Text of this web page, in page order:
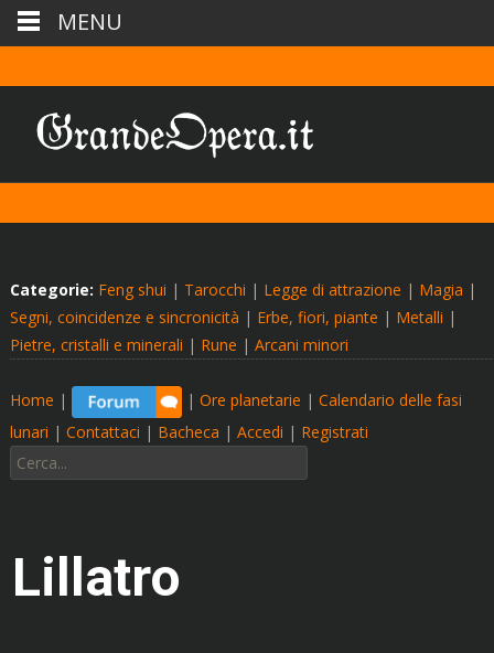
Categorie: Feng shui | Tarocchi | Legge di attrazione | Magia |
Segni, coincidenze e sincronicità | Erbe, fiori, piante | Metalli |
Pietre, cristalli e minerali | Rune | Arcani minori
Home | | Ore planetarie | Calendario delle fasi
lunari | Contattaci | Bacheca | Accedi | Registrati
Cerca:
Lillatro
MENU